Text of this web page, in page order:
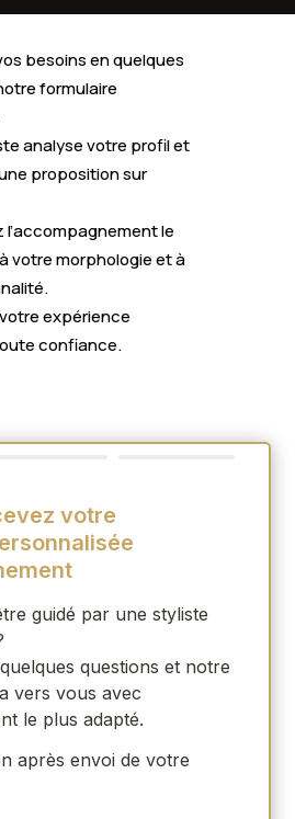
besoins en quelques
formulaire
analyse votre profil et
proposition sur
l’accompagnement le
votre morphologie et à
expérience
confiance.